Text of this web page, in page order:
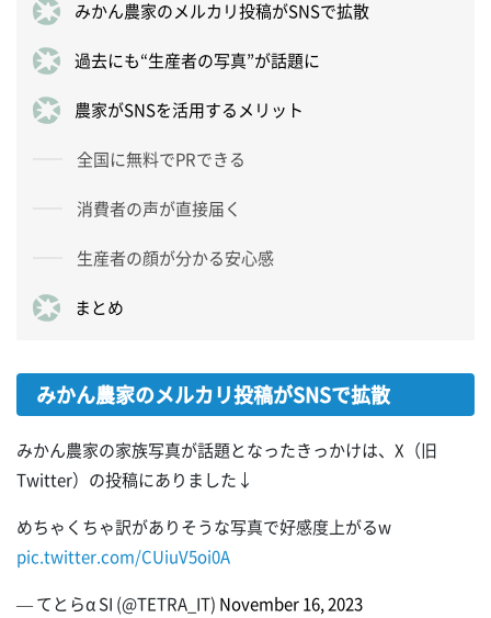
みかん農家のメルカリ投稿がSNSで拡散
過去にも“生産者の写真”が話題に
農家がSNSを活用するメリット
全国に無料でPRできる
消費者の声が直接届く
生産者の顔が分かる安心感
まとめ
みかん農家のメルカリ投稿がSNSで拡散
みかん農家の家族写真が話題となったきっかけは、X（旧
Twitter）の投稿にありました↓
めちゃくちゃ訳がありそうな写真で好感度上がるw
pic.twitter.com/CUiuV5oi0A
— てとらα SI (@TETRA_IT) November 16, 2023